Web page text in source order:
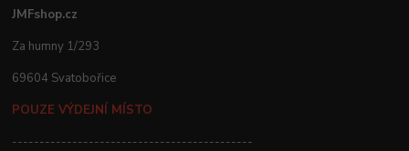
JMFshop.cz
Za humny 1/293
69604 Svatobořice
POUZE VÝDEJNÍ MÍSTO
--------------------------------------------